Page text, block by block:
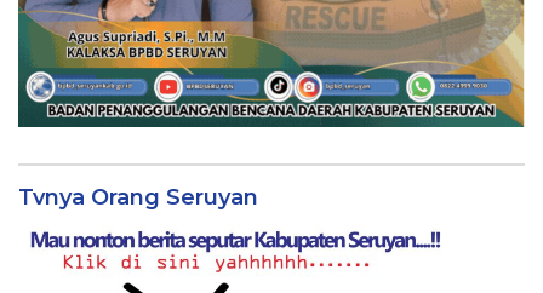
Tvnya Orang Seruyan